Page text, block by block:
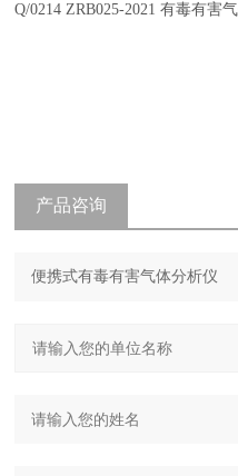
Q/0214 ZRB025-2021 有毒有害
产品咨询